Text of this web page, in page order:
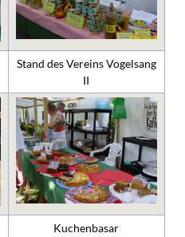
Stand des Vereins Vogelsang
II
Kuchenbasar